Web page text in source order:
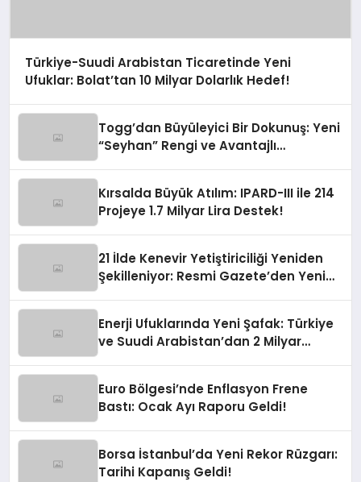
Türkiye-Suudi Arabistan Ticaretinde Yeni
Ufuklar: Bolat’tan 10 Milyar Dolarlık Hedef!
Togg’dan Büyüleyici Bir Dokunuş: Yeni
“Seyhan” Rengi ve Avantajlı
Kırsalda Büyük Atılım: IPARD-III ile 214
Projeye 1.7 Milyar Lira Destek!
21 İlde Kenevir Yetiştiriciliği Yeniden
Şekilleniyor: Resmi Gazete’den Yeni
Enerji Ufuklarında Yeni Şafak: Türkiye
ve Suudi Arabistan’dan 2 Milyar
Euro Bölgesi’nde Enflasyon Frene
Bastı: Ocak Ayı Raporu Geldi!
Borsa İstanbul’da Yeni Rekor Rüzgarı:
Tarihi Kapanış Geldi!